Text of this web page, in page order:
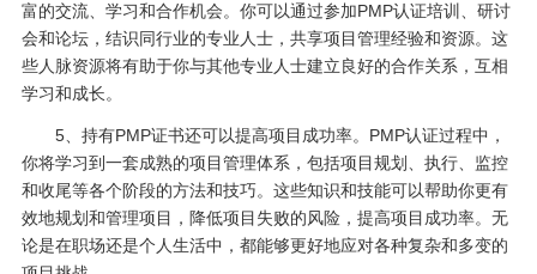
富的交流、学习和合作机会。你可以通过参加PMP认证培训、研讨
会和论坛，结识同行业的专业人士，共享项目管理经验和资源。这
些人脉资源将有助于你与其他专业人士建立良好的合作关系，互相
学习和成长。
5、持有PMP证书还可以提高项目成功率。PMP认证过程中，
你将学习到一套成熟的项目管理体系，包括项目规划、执行、监控
和收尾等各个阶段的方法和技巧。这些知识和技能可以帮助你更有
效地规划和管理项目，降低项目失败的风险，提高项目成功率。无
论是在职场还是个人生活中，都能够更好地应对各种复杂和多变的